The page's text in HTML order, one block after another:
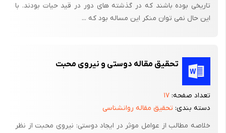
تاریخی بوده باشند که در گذشته های دور در قید حیات بودند. با
این حال نمی توان منکر این مساله بود که ...
تحقیق مقاله دوستی و نیروی محبت
تعداد صفحه: ۱۷
دسته بندی: تحقیق مقاله روانشناسی
خلاصه مطالب از عوامل موثر در ایجاد دوستی: نیروی محبت از نظر